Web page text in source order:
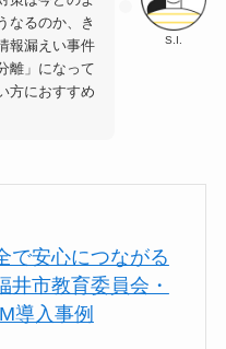
S.I.
なるのか、き
報漏えい事件
離」になって
方におすすめ
で安心につながる
市教育委員会・
導入事例